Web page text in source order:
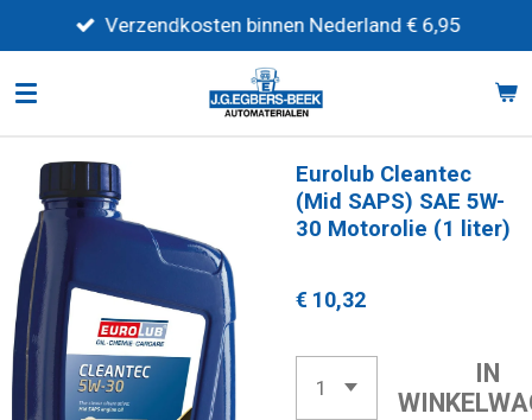
direct
naar
Verzendkosten binnen Nederland € 6,95
Eurolub Cleantec
(Mid SAPS) SAE 5W-
30 Motorolie (1 liter)
€ 10,32
IN